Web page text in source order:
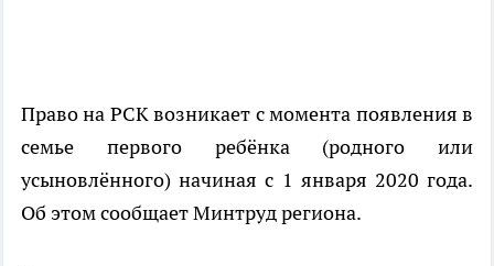
Право на РСК возникает с момента появления в
семье первого ребёнка (родного или
усыновлённого) начиная с 1 января 2020 года.
Об этом сообщает Минтруд региона.